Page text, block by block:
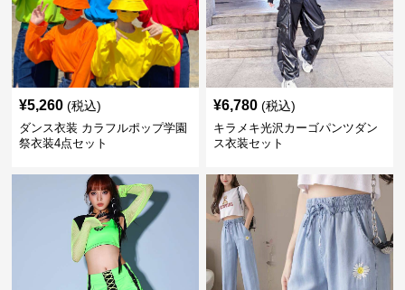
¥5,260 (税込)
ダンス衣装 カラフルポップ学園
祭衣装4点セット
¥6,780 (税込)
キラメキ光沢カーゴパンツダン
ス衣装セット